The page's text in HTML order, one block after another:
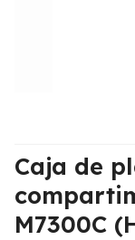
Caja de
M7300C